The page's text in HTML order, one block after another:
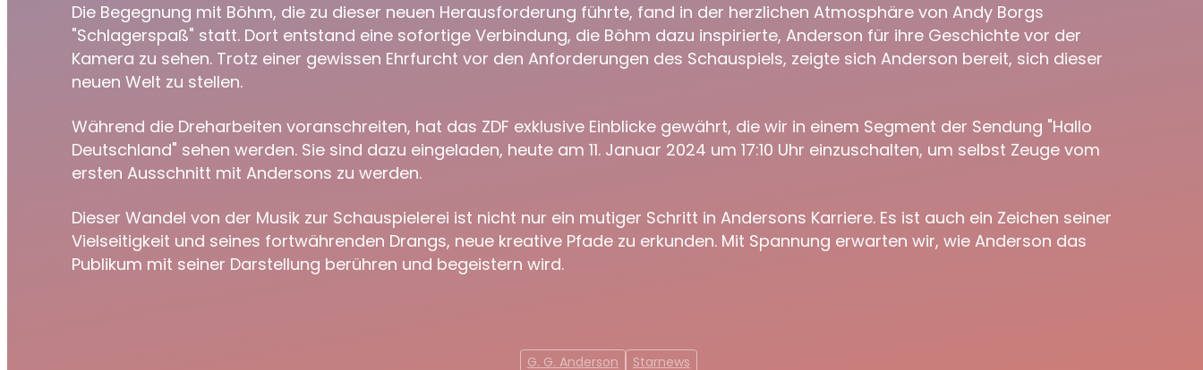
Die Begegnung mit Böhm, die zu dieser neuen Herausforderung führte, fand in der herzlichen Atmosphäre von Andy Borgs
"Schlagerspaß" statt. Dort entstand eine sofortige Verbindung, die Böhm dazu inspirierte, Anderson für ihre Geschichte vor der
Kamera zu sehen. Trotz einer gewissen Ehrfurcht vor den Anforderungen des Schauspiels, zeigte sich Anderson bereit, sich dieser
neuen Welt zu stellen.
Während die Dreharbeiten voranschreiten, hat das ZDF exklusive Einblicke gewährt, die wir in einem Segment der Sendung "Hallo
Deutschland" sehen werden. Sie sind dazu eingeladen, heute am 11. Januar 2024 um 17:10 Uhr einzuschalten, um selbst Zeuge vom
ersten Ausschnitt mit Andersons zu werden.
Dieser Wandel von der Musik zur Schauspielerei ist nicht nur ein mutiger Schritt in Andersons Karriere. Es ist auch ein Zeichen seiner
Vielseitigkeit und seines fortwährenden Drangs, neue kreative Pfade zu erkunden. Mit Spannung erwarten wir, wie Anderson das
Publikum mit seiner Darstellung berühren und begeistern wird.
G. G. Anderson Starnews